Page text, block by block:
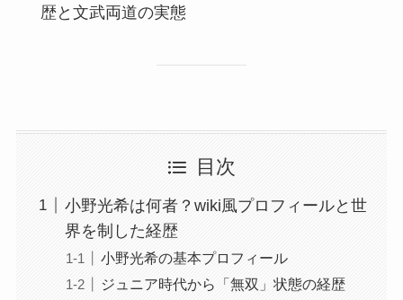
歴と文武両道の実態
目次
小野光希は何者？wiki風プロフィールと世
界を制した経歴
小野光希の基本プロフィール
ジュニア時代から「無双」状態の経歴